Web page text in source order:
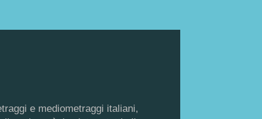
e mediometraggi italiani,